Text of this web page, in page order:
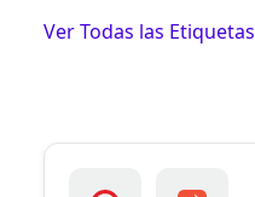
Ver Todas las Etiquetas